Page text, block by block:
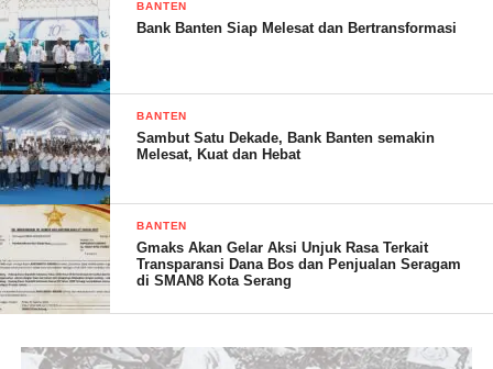
BANTEN
Bank Banten Siap Melesat dan Bertransformasi
BANTEN
Sambut Satu Dekade, Bank Banten semakin
Melesat, Kuat dan Hebat
BANTEN
Gmaks Akan Gelar Aksi Unjuk Rasa Terkait
Transparansi Dana Bos dan Penjualan Seragam
di SMAN8 Kota Serang